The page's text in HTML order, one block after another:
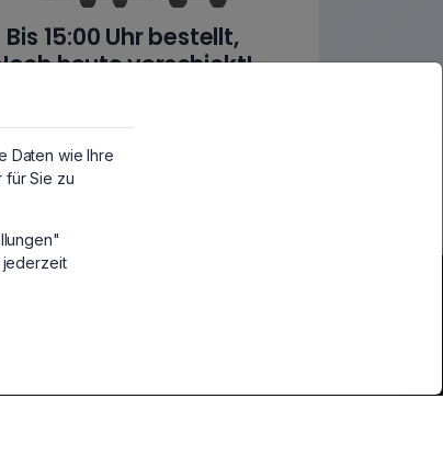
Bis 15:00 Uhr bestellt,
heute verschickt!
Fr bei Zahlung bis 15:00 Uhr
Daten wie Ihre
für Sie zu
jederzeit